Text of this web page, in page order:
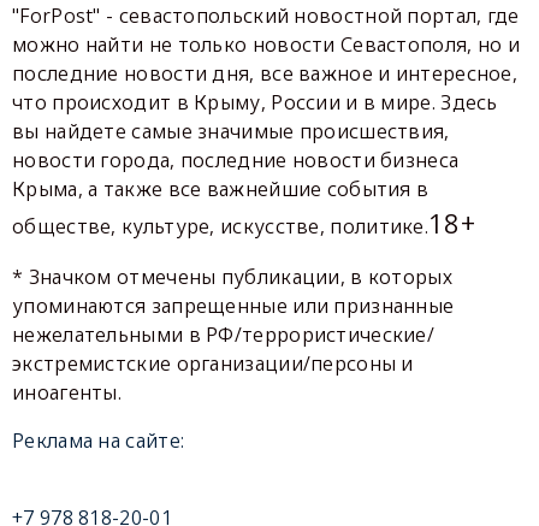
"ForPost" - севастопольский новостной портал, где
можно найти не только новости Севастополя, но и
последние новости дня, все важное и интересное,
что происходит в Крыму, России и в мире. Здесь
вы найдете самые значимые происшествия,
новости города, последние новости бизнеса
Крыма, а также все важнейшие события в
обществе, культуре, искусстве, политике.18+
* Значком отмечены публикации, в которых
упоминаются запрещенные или признанные
нежелательными в РФ/террористические/
экстремистские организации/персоны и
иноагенты.
Реклама на сайте:
+7 978 818-20-01